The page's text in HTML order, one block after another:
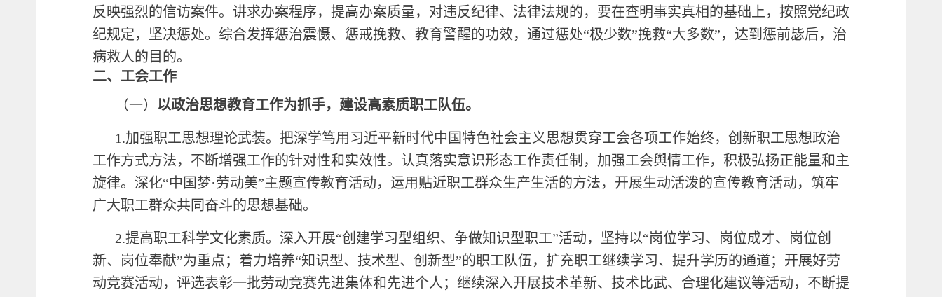
反映强烈的信访案件。讲求办案程序，提高办案质量，对违反纪律、法律法规的，要在查明事实真相的基础上，按照党纪政
纪规定，坚决惩处。综合发挥惩治震慑、惩戒挽救、教育警醒的功效，通过惩处“极少数”挽救“大多数”，达到惩前毖后，治
病救人的目的。
二、 工会工作
（一） 以政治思想教育工作为抓手，建设高素质职工队伍。
1.加强职工思想理论武装。把深学笃用习近平新时代中国特色社会主义思想贯穿工会各项工作始终，创新职工思想政治
工作方式方法，不断增强工作的针对性和实效性。认真落实意识形态工作责任制，加强工会舆情工作，积极弘扬正能量和主
旋律。深化“中国梦·劳动美”主题宣传教育活动，运用贴近职工群众生产生活的方法，开展生动活泼的宣传教育活动，筑牢
广大职工群众共同奋斗的思想基础。
2.提高职工科学文化素质。深入开展“创建学习型组织、争做知识型职工”活动，坚持以“岗位学习、岗位成才、岗位创
新、岗位奉献”为重点；着力培养“知识型、技术型、创新型”的职工队伍，扩充职工继续学习、提升学历的通道；开展好劳
动竞赛活动，评选表彰一批劳动竞赛先进集体和先进个人；继续深入开展技术革新、技术比武、合理化建议等活动，不断提